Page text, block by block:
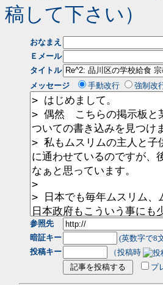
稿して下さい）
おなまえ
Ｅメール
タイトル
メッセージ
手動改行 強制改
参照先
暗証キー
(英数字で8
投稿キー
（投稿時
プ